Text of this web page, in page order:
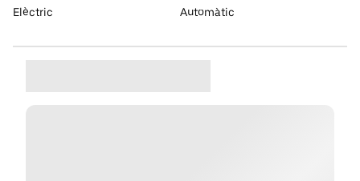
Elèctric
Automàtic